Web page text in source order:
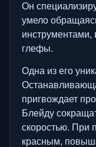
Он
умело
инструментами,
глефы.
Одна из его
пригвождает
Блейду
скоростью. При
красным,